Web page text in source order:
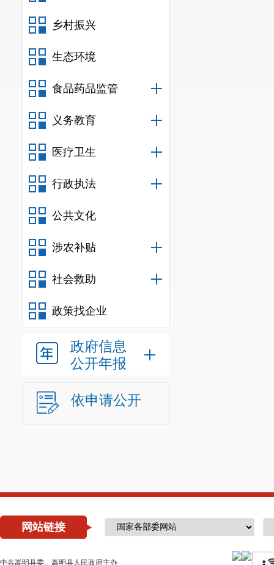
乡村振兴
生态环境
食品药品监管
义务教育
医疗卫生
行政执法
公共文化
涉农补贴
社会救助
政策找企业
政府信息
公开年报
依申请公开
网站链接
中共嵩明县委、嵩明县人民政府主办